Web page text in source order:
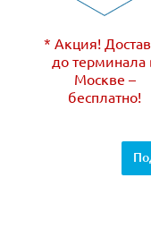
* Акция!
до терминала
Москве –
бесплатно!